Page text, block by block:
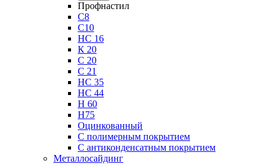
Профнастил
С8
С10
НС 16
К 20
С 20
С 21
НС 35
НС 44
Н 60
Н75
Оцинкованный
С полимерным покрытием
С антиконденсатным покрытием
Металлосайдинг